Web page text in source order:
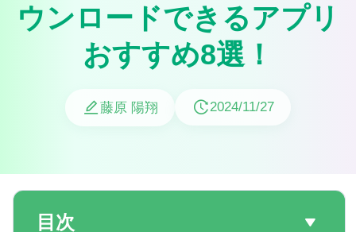
ウンロードできるアプリ
おすすめ8選！
藤原 陽翔 2024/11/27
目次